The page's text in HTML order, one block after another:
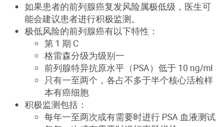
如果患者的前列腺癌复发风险属极低级，医生可
能会建议患者进行积极监测。
极低风险的前列腺癌有以下特性：
第 1 期 C
格雷森分级为级别一
前列腺特异抗原水平（PSA）低于 10 ng/ml
只有一至两个，各占不多于半个核心活检样
本有癌细胞
积极监测包括：
每年一至两次或有需要时进行 PSA 血液测试